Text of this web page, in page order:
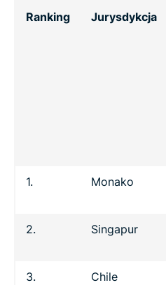
Ranking Jurysdykcja
1. Monako
2. Singapur
3. Chile